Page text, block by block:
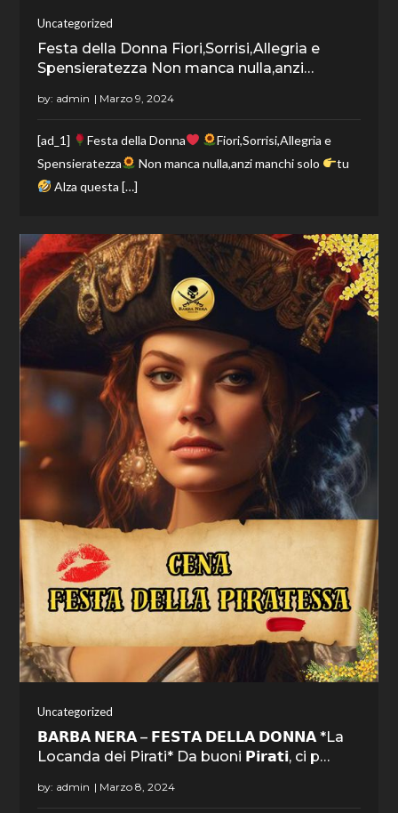
Uncategorized
Festa della Donna Fiori,Sorrisi,Allegria e
Spensieratezza Non manca nulla,anzi…
by: admin
[ad_1] Festa della Donna
Fiori,Sorrisi,Allegria e
Spensieratezza
Non manca nulla,anzi manchi solo
tu
Alza questa […]
Uncategorized
𝗕𝗔𝗥𝗕𝗔 𝗡𝗘𝗥𝗔 – 𝗙𝗘𝗦𝗧𝗔 𝗗𝗘𝗟𝗟𝗔 𝗗𝗢𝗡𝗡𝗔 *La
Locanda dei Pirati* Da buoni 𝗣𝗶𝗿𝗮𝘁𝗶, ci p…
by: admin